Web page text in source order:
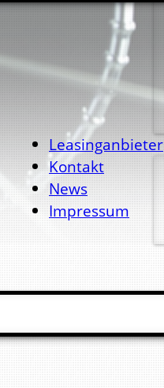
Leasinganbieter
Kontakt
News
Impressum